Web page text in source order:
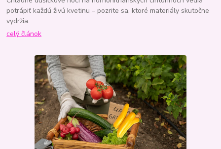
potrápiť každú živú kvetinu – pozrite sa, ktoré materiály skutočne
vydržia.
celý článok